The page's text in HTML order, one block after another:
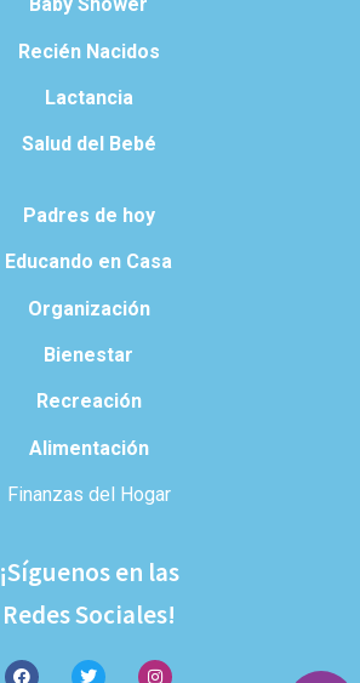
Recién Nacidos
Lactancia
Salud del Bebé
Padres de hoy
Educando en Casa
Organización
Bienestar
Recreación
Alimentación
Finanzas del Hogar
¡Síguenos en las
Redes Sociales!